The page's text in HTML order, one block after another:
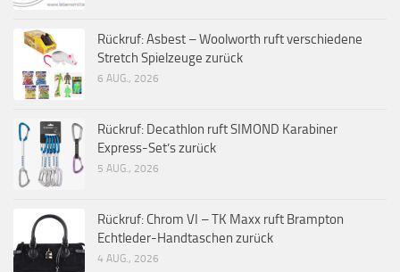
Rückruf: Asbest – Woolworth ruft verschiedene
Stretch Spielzeuge zurück
6 AUG., 2026
Rückruf: Decathlon ruft SIMOND Karabiner
Express-Set’s zurück
5 AUG., 2026
Rückruf: Chrom VI – TK Maxx ruft Brampton
Echtleder-Handtaschen zurück
4 AUG., 2026